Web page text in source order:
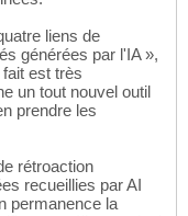
liens de
générées par l'IA »,
est très
un tout nouvel outil
prendre les
rétroaction
recueillies par AI
permanence la